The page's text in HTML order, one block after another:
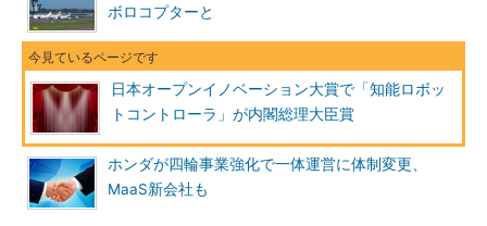
ボロコプターと
日本オープンイノベーション大賞で「知能ロボッ
トコントローラ」が内閣総理大臣賞
ホンダが四輪事業強化で一体運営に体制変更、
MaaS新会社も